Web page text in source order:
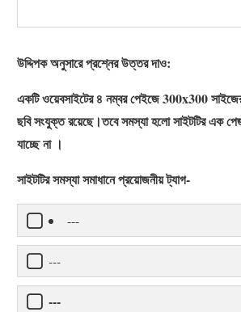
উদ্দিপক অনুসারে প্রশ্নের উত্তর দাও:
একটি ওয়েবসাইটের ৪ নম্বর পেইজে 300x300
ছবি সংযুক্ত রয়েছে।তবে সমস্যা হলো সাইটটির এক
যাচ্ছে না ।
সাইটটির সমস্যা সমাধানে প্রয়োজনীয় ট্যাগ-
---
---
---